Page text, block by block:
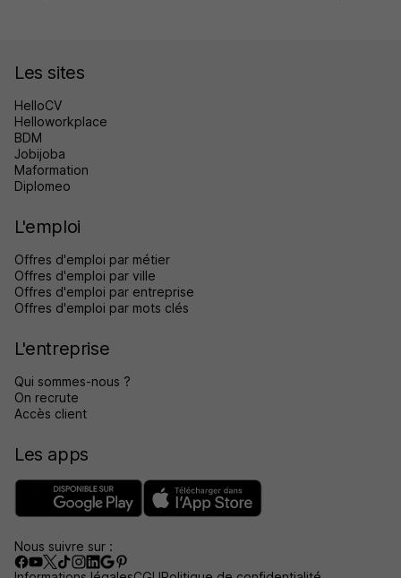
Les sites
HelloCV
Helloworkplace
BDM
Jobijoba
Maformation
Diplomeo
L'emploi
Offres d'emploi par métier
Offres d'emploi par ville
Offres d'emploi par entreprise
Offres d'emploi par mots clés
L'entreprise
Qui sommes-nous ?
On recrute
Accès client
Les apps
Nous suivre sur :